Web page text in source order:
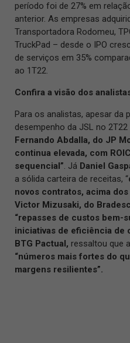
período foi de 27% em
anterior. As empresas
Transportadora Rodomeu,
TruckPad – desde o IPO
de serviços em 35%
ao 1T22.
Confira a visão dos
Para os analistas, apesar da
desempenho da JSL no
Fernando Abdalla, do JP
continua elevada, com
sequencial”. Já Daniel
a sólida carteira de receitas, “
novos contratos, acima
Victor Mizusaki, do
“repasses de custos bem-
iniciativas de eficiência de
BTG Pactual, ressaltou que
“números mais fortes do
margens resilientes”.